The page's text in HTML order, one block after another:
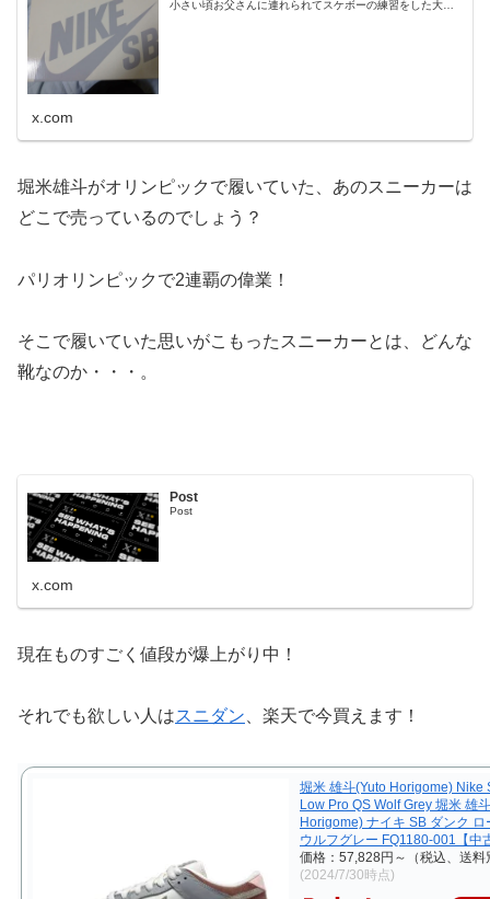
小さい頃お父さんに連れられてスケボーの練習をした大島
x.com
堀米雄斗がオリンピックで履いていた、あのスニーカーは
どこで売っているのでしょう？
パリオリンピックで2連覇の偉業！
そこで履いていた思いがこもったスニーカーとは、どんな
靴なのか・・・。
Post
Post
x.com
現在ものすごく値段が爆上がり中！
それでも欲しい人はスニダン、楽天で今買えます！
堀米 雄斗(Yuto Horigome) Nike
Low Pro QS Wolf Grey 堀米 雄
Horigome) ナイキ SB ダンク ロ
ウルフグレー FQ1180-001【中
価格：57,828円～（税込、送料
(2024/7/30時点)